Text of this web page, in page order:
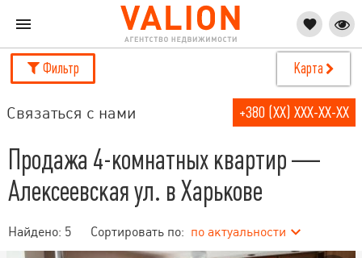
Фильтр Карта
Связаться с нами +380 (XX) XXX-XX-XX
Продажа 4-комнатных квартир —
Алексеевская ул. в Харькове
Найдено: 5 Сортировать по: по актуальности